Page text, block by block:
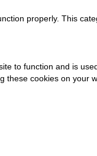
properly. This
to function and is
these cookies on your